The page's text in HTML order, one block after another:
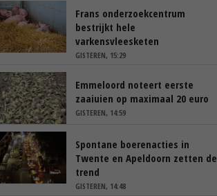
Frans onderzoekcentrum
bestrijkt hele
varkensvleesketen
GISTEREN, 15:29
Emmeloord noteert eerste
zaaiuien op maximaal 20 euro
GISTEREN, 14:59
Spontane boerenacties in
Twente en Apeldoorn zetten de
trend
GISTEREN, 14:48